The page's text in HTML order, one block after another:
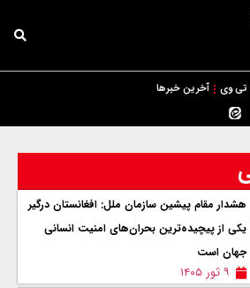
تی وی آخرین خبرها
هشدار مقام پیشین سازمان ملل: افغانستان درگیر
یکی از پیچیده‌ترین بحران‌های امنیت انسانی
جهان است
۹ ثور ۱۴۰۵